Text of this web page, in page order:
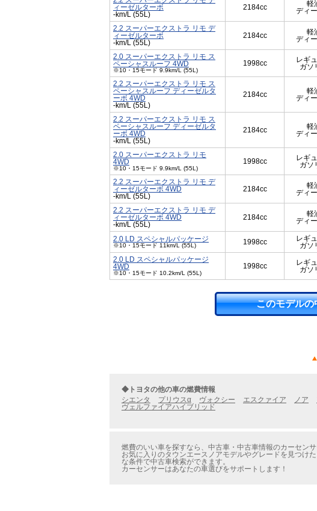
ィーゼルターボ
-km/L (55L)
2184cc
軽
ディ
2.2 スーパーエクストラ リモ デ
ィーゼルターボ
-km/L (55L)
2184cc
軽
ディ
2.0 スーパーエクストラ リモ ス
ペーシャスルーフ 4WD
※10・15モード 9.9km/L (55L)
1998cc
レギ
ガソ
2.2 スーパーエクストラ リモ ス
ペーシャスルーフ ディーゼルタ
ーボ 4WD
-km/L (55L)
2184cc
軽
ディ
2.2 スーパーエクストラ リモ ス
ペーシャスルーフ ディーゼルタ
ーボ 4WD
-km/L (55L)
2184cc
軽
ディ
2.0 スーパーエクストラ リモ
4WD
※10・15モード 9.9km/L (55L)
1998cc
レギ
ガソ
2.2 スーパーエクストラ リモ デ
ィーゼルターボ 4WD
-km/L (55L)
2184cc
軽
ディ
2.2 スーパーエクストラ リモ デ
ィーゼルターボ 4WD
-km/L (55L)
2184cc
軽
ディ
2.0 LD スペシャルパッケージ
※10・15モード 11km/L (55L) 1998cc
レギ
ガソ
2.0 LD スペシャルパッケージ
4WD
※10・15モード 10.2km/L (55L)
1998cc
レギ
ガソ
このモデルの
◆トヨタの他の車の燃費情報
シエンタ
プリウスα ヴォクシー エスクァイア ノア
ヴェルファイアハイブリッド
燃費のいい車を探すなら、中古車・中古車情報のカーセン
お気に入りのタウンエースノアモデルやグレードを見つけ
な条件で中古車検索ができます。
カーセンサーはあなたの車選びをサポートします！